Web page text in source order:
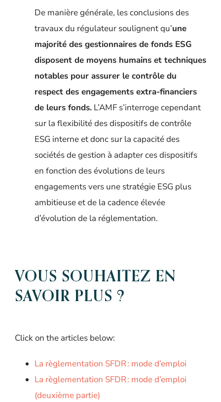
De manière générale, les conclusions des
travaux du régulateur soulignent qu’une
majorité des gestionnaires de fonds ESG
disposent de moyens humains et techniques
notables pour assurer le contrôle du
respect des engagements extra-financiers
de leurs fonds. L’AMF s’interroge cependant
sur la flexibilité des dispositifs de contrôle
ESG interne et donc sur la capacité des
sociétés de gestion à adapter ces dispositifs
en fonction des évolutions de leurs
engagements vers une stratégie ESG plus
ambitieuse et de la cadence élevée
d’évolution de la réglementation.
VOUS SOUHAITEZ EN
SAVOIR PLUS ?
Click on the articles below:
La règlementation SFDR : mode d’emploi
La règlementation SFDR : mode d’emploi
(deuxième partie)